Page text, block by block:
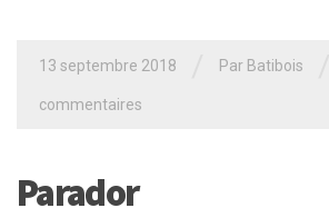
13 septembre 2018 Par Batibois
commentaires
Parador